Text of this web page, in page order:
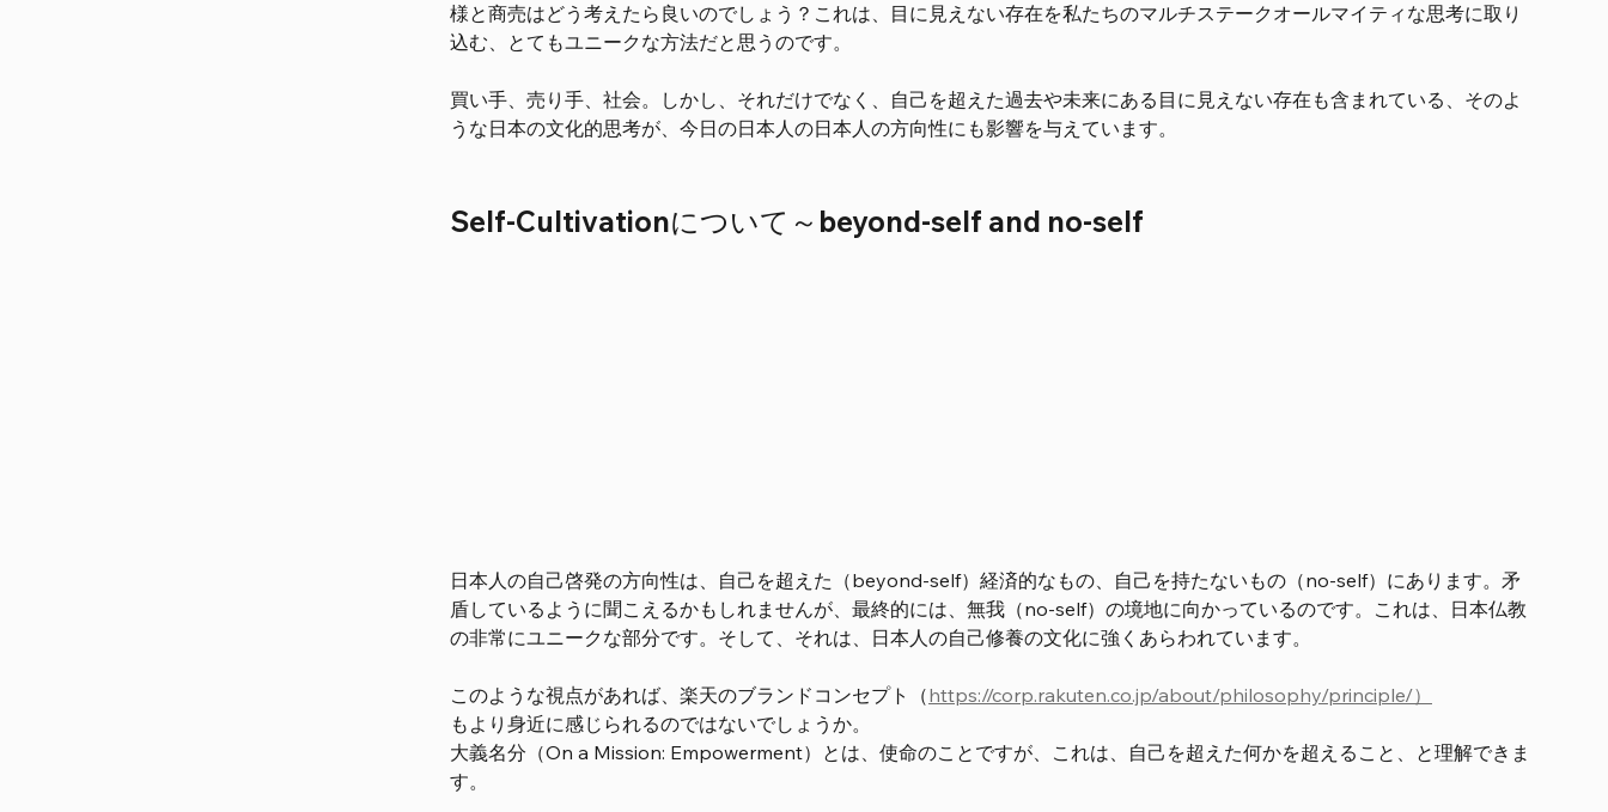
様と商売はどう考えたら良いのでしょう？これは、目に見えない存在を私たちのマルチステークオールマイティな思考に取り
込む、とてもユニークな方法だと思うのです。
買い手、売り手、社会。しかし、それだけでなく、自己を超えた過去や未来にある目に見えない存在も含まれている、そのよ
うな日本の文化的思考が、今日の日本人の日本人の方向性にも影響を与えています。
Self-Cultivationについて～beyond-self and no-self
日本人の自己啓発の方向性は、自己を超えた（beyond-self）経済的なもの、自己を持たないもの（no-self）にあります。矛
盾しているように聞こえるかもしれませんが、最終的には、無我（no-self）の境地に向かっているのです。これは、日本仏教
の非常にユニークな部分です。そして、それは、日本人の自己修養の文化に強くあらわれています。
このような視点があれば、楽天のブランドコンセプト（https://corp.rakuten.co.jp/about/philosophy/principle/）
もより身近に感じられるのではないでしょうか。
大義名分（On a Mission: Empowerment）とは、使命のことですが、これは、自己を超えた何かを超えること、と理解できま
す。